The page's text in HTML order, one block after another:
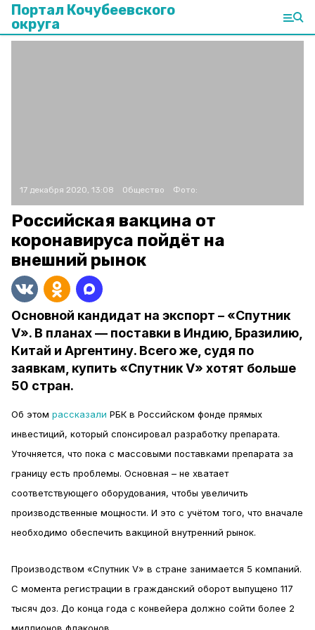
Портал Кочубеевского
округа
17 декабря 2020, 13:08 Общество Фото:
Российская вакцина от
коронавируса пойдёт на
внешний рынок
Основной кандидат на экспорт – «Спутник
V». В планах — поставки в Индию, Бразилию,
Китай и Аргентину. Всего же, судя по
заявкам, купить «Спутник V» хотят больше
50 стран.
Об этом рассказали РБК в Российском фонде прямых
инвестиций, который спонсировал разработку препарата.
Уточняется, что пока с массовыми поставками препарата за
границу есть проблемы. Основная – не хватает
соответствующего оборудования, чтобы увеличить
производственные мощности. И это с учётом того, что вначале
необходимо обеспечить вакциной внутренний рынок.
Производством «Спутник V» в стране занимается 5 компаний.
С момента регистрации в гражданский оборот выпущено 117
тысяч доз. До конца года с конвейера должно сойти более 2